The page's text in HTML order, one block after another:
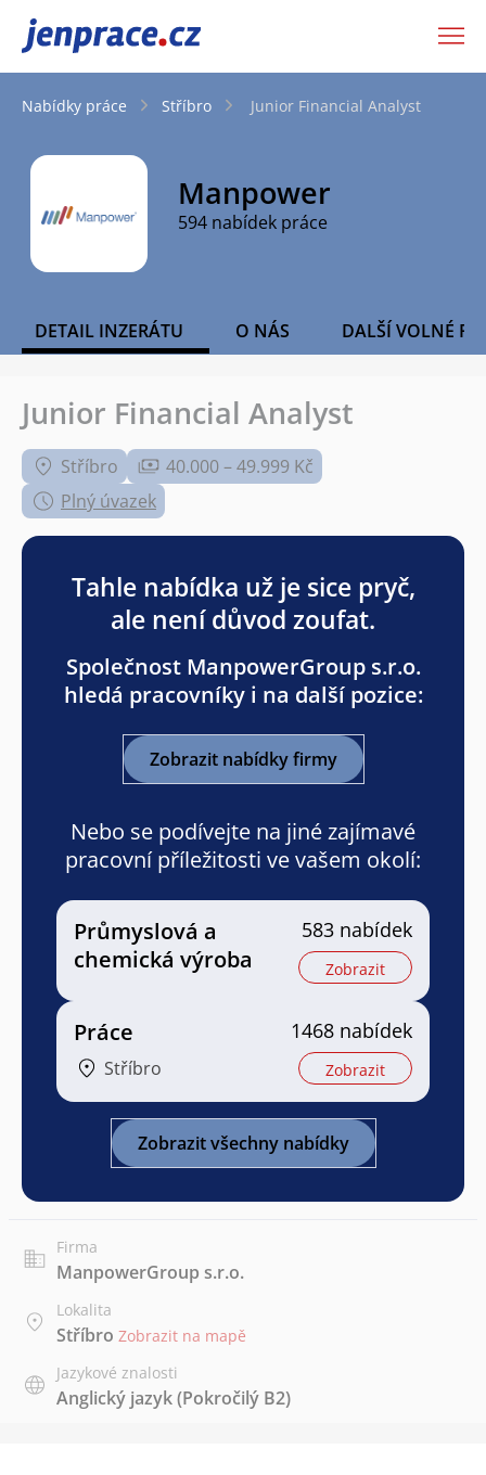
JenPráce.cz
Nabídky práce Stříbro Junior Financial Analyst
Manpower
594 nabídek práce
DETAIL INZERÁTU O NÁS DALŠÍ VOLNÉ
Junior Financial Analyst
Stříbro
40.000 – 49.999 Kč
Plný úvazek
Tahle nabídka už je sice pryč,
ale není důvod zoufat.
Společnost ManpowerGroup s.r.o.
hledá pracovníky i na další pozice:
Zobrazit nabídky firmy
Nebo se podívejte na jiné zajímavé
pracovní příležitosti ve vašem okolí:
Průmyslová a
chemická výroba
583 nabídek
Zobrazit
Práce
Stříbro
1468 nabídek
Zobrazit
Zobrazit všechny nabídky
Firma
ManpowerGroup s.r.o.
Lokalita
Stříbro Zobrazit na mapě
Jazykové znalosti
Anglický jazyk(Pokročilý B2)